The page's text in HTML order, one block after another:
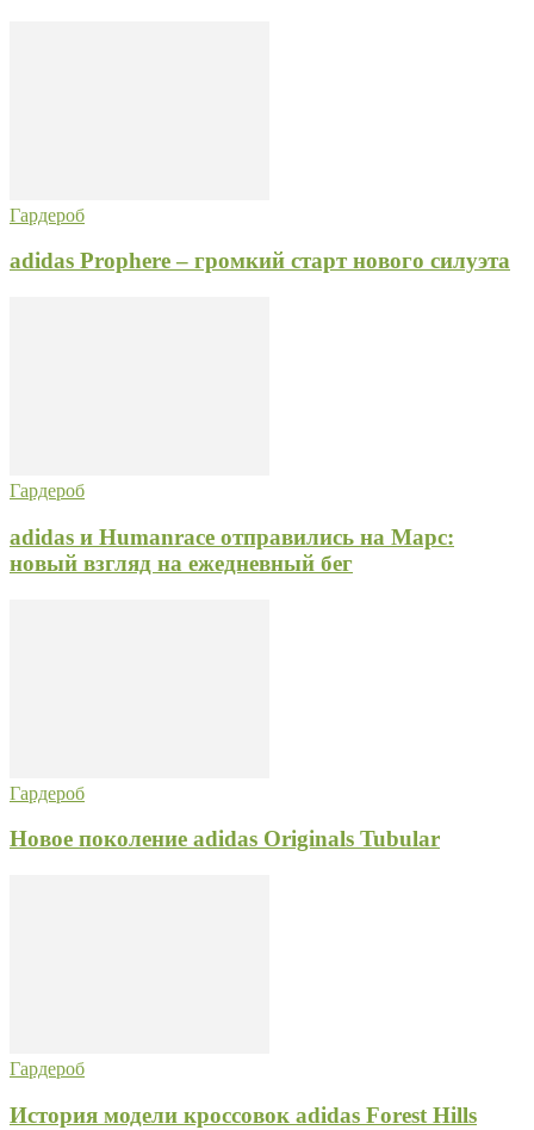
Гардероб
adidas Prophere – громкий старт нового силуэта
Гардероб
adidas и Humanrace отправились на Марс:
новый взгляд на ежедневный бег
Гардероб
Новое поколение adidas Originals Tubular
Гардероб
История модели кроссовок adidas Forest Hills